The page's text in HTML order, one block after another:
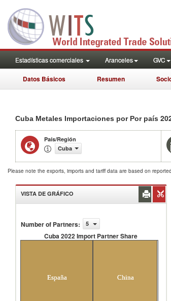
Estadísticas comerciales Aranceles GVC
Datos Básicos Resumen
Cuba Metales Importaciones por Por país
País/Región
Cuba
Please note the exports, imports and tariff data are based on
VISTA DE GRÁFICO
Number of Partners: 5
Cuba 2022 Import Partner Share
España China